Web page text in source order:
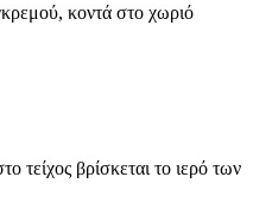
κοντά στο χωριό
βρίσκεται το ιερό των